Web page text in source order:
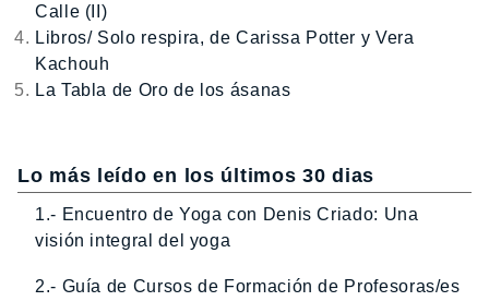
Calle (II)
Libros/ Solo respira, de Carissa Potter y Vera
Kachouh
La Tabla de Oro de los ásanas
Lo más leído en los últimos 30 dias
1.- Encuentro de Yoga con Denis Criado: Una
visión integral del yoga
2.- Guía de Cursos de Formación de Profesoras/es